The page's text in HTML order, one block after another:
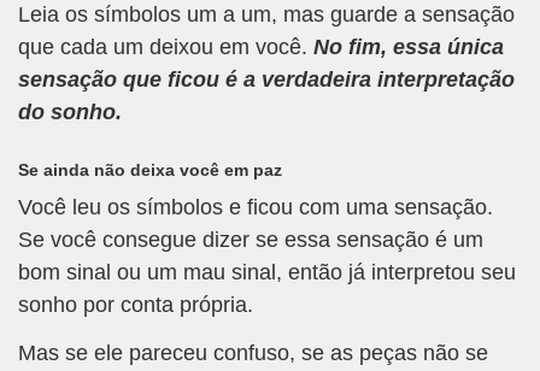
Leia os símbolos um a um, mas guarde a sensação
que cada um deixou em você. No fim, essa única
sensação que ficou é a verdadeira interpretação
do sonho.
Se ainda não deixa você em paz
Você leu os símbolos e ficou com uma sensação.
Se você consegue dizer se essa sensação é um
bom sinal ou um mau sinal, então já interpretou seu
sonho por conta própria.
Mas se ele pareceu confuso, se as peças não se